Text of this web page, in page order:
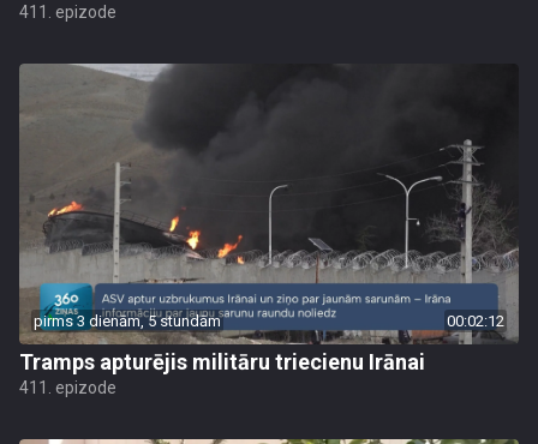
411. epizode
pirms 3 dienām, 5 stundām 00:02:12
Tramps apturējis militāru triecienu Irānai
411. epizode